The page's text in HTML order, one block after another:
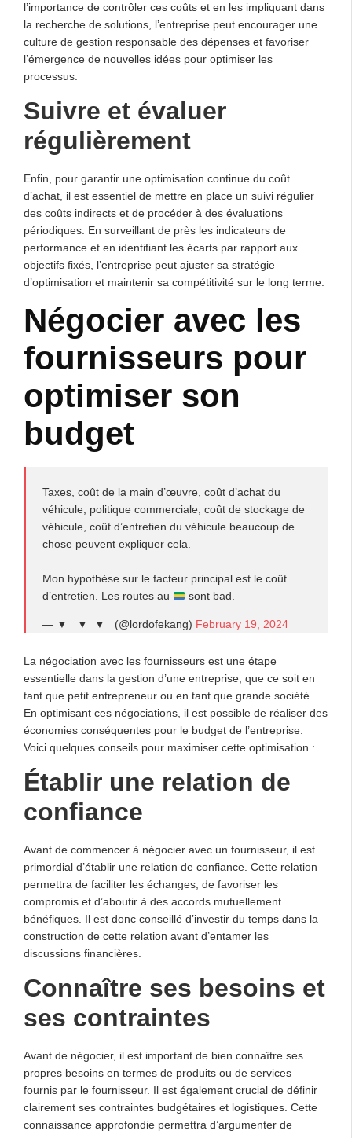
l’importance de contrôler ces coûts et en les impliquant dans
la recherche de solutions, l’entreprise peut encourager une
culture de gestion responsable des dépenses et favoriser
l’émergence de nouvelles idées pour optimiser les
processus.
Suivre et évaluer
régulièrement
Enfin, pour garantir une optimisation continue du coût
d’achat, il est essentiel de mettre en place un suivi régulier
des coûts indirects et de procéder à des évaluations
périodiques. En surveillant de près les indicateurs de
performance et en identifiant les écarts par rapport aux
objectifs fixés, l’entreprise peut ajuster sa stratégie
d’optimisation et maintenir sa compétitivité sur le long terme.
Négocier avec les
fournisseurs pour
optimiser son
budget
Taxes, coût de la main d’œuvre, coût d’achat du
véhicule, politique commerciale, coût de stockage de
véhicule, coût d’entretien du véhicule beaucoup de
chose peuvent expliquer cela.
Mon hypothèse sur le facteur principal est le coût
d’entretien. Les routes au
sont bad.
— ▼_ ▼_▼_ (@lordofekang) February 19, 2024
La négociation avec les fournisseurs est une étape
essentielle dans la gestion d’une entreprise, que ce soit en
tant que petit entrepreneur ou en tant que grande société.
En optimisant ces négociations, il est possible de réaliser des
économies conséquentes pour le budget de l’entreprise.
Voici quelques conseils pour maximiser cette optimisation :
Établir une relation de
confiance
Avant de commencer à négocier avec un fournisseur, il est
primordial d’établir une relation de confiance. Cette relation
permettra de faciliter les échanges, de favoriser les
compromis et d’aboutir à des accords mutuellement
bénéfiques. Il est donc conseillé d’investir du temps dans la
construction de cette relation avant d’entamer les
discussions financières.
Connaître ses besoins et
ses contraintes
Avant de négocier, il est important de bien connaître ses
propres besoins en termes de produits ou de services
fournis par le fournisseur. Il est également crucial de définir
clairement ses contraintes budgétaires et logistiques. Cette
connaissance approfondie permettra d’argumenter de